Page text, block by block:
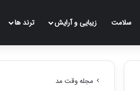
سلامت زیبایی و آرایش ترند ها
مجله وقت مد